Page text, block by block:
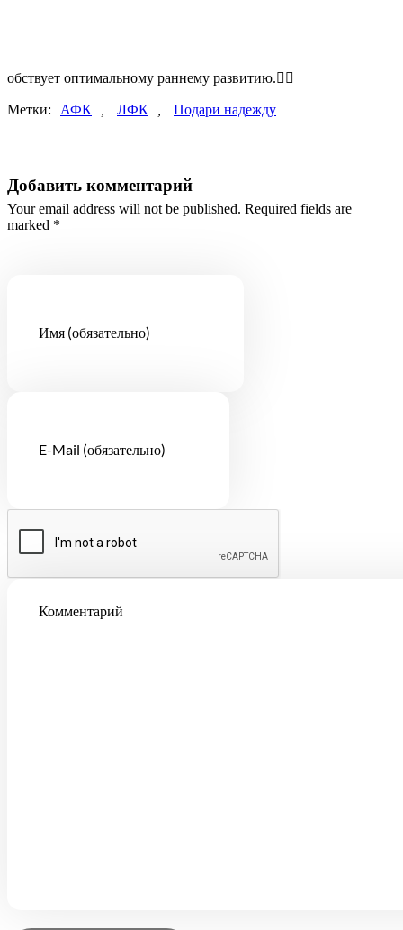
обствует оптимальному раннему развитию.👍🏻
Метки: АФК ЛФК Подари надежду
Добавить комментарий
Your email address will not be published. Required fields are
marked *